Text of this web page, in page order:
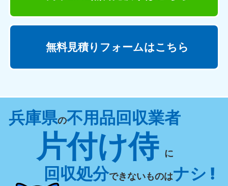
無料見積りフォームはこちら
兵庫県の不用品回収業者
片付け侍 に
回収処分できないものはナシ !